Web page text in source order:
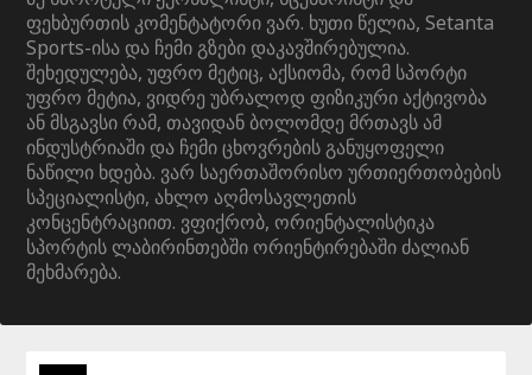
ფეხბურთის კომენტატორი ვარ. ხუთი წელია, Setanta
Sports-ისა და ჩემი გზები დაკავშირებულია.
შეხედულება, უფრო მეტიც, აქსიომა, რომ სპორტი
უფრო მეტია, ვიდრე უბრალოდ ფიზიკური აქტივობა
ან მსგავსი რამ, თავიდან ბოლომდე მრთავს ამ
ინდუსტრიაში და ჩემი ცხოვრების განუყოფელი
ნაწილი ხდება. ვარ საერთაშორისო ურთიერთობების
სპეციალისტი, ახლო აღმოსავლეთის
კონცენტრაციით. ვფიქრობ, ორიენტალისტიკა
სპორტის ლაბირინთებში ორიენტირებაში ძალიან
მეხმარება.